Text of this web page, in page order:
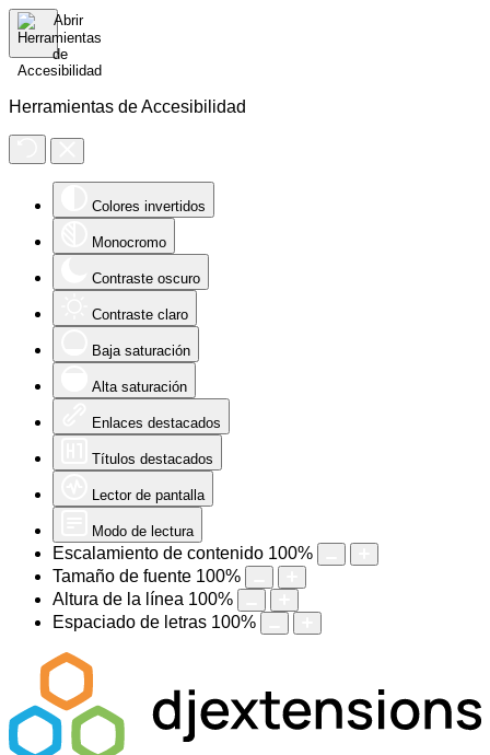
Herramientas de Accesibilidad
Colores invertidos
Monocromo
Contraste oscuro
Contraste claro
Baja saturación
Alta saturación
Enlaces destacados
Títulos destacados
Lector de pantalla
Modo de lectura
Escalamiento de contenido 100%
Tamaño de fuente 100%
Altura de la línea 100%
Espaciado de letras 100%